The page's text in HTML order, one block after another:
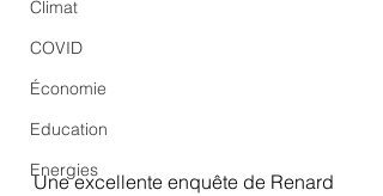
Climat
COVID
Économie
Education
Energies
Une excellente enquête de Renard